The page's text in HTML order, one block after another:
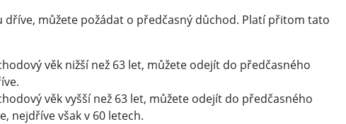
můžete požádat o předčasný důchod. Platí přitom tato
věk nižší než 63 let, můžete odejít do předčasného
věk vyšší než 63 let, můžete odejít do předčasného
nejdříve však v 60 letech.